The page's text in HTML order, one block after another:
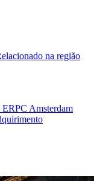
na região
Amsterdam